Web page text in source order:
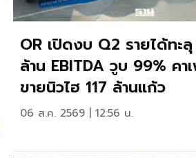
OR เปิดงบ Q2 รายได้ทะ
ล้าน EBITDA วูบ 99% คา
ขายนิวไฮ 117 ล้านแก้ว
06 ส.ค. 2569 | 12:56 น.